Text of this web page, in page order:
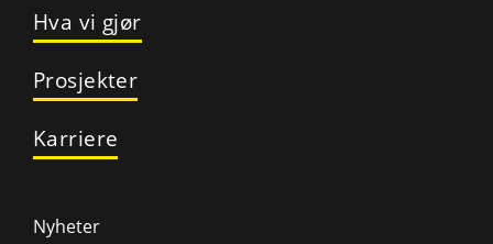
Hva vi gjør
Prosjekter
Karriere
Nyheter